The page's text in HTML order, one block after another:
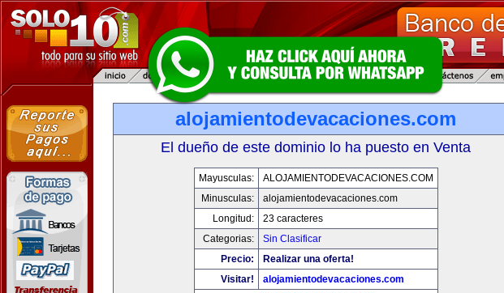
alojamientodevacaciones.com
El dueño de este dominio lo ha puesto en Venta
Mayusculas:
ALOJAMIENTODEVACACIONES.COM
Minusculas:
alojamientodevacaciones.com
Longitud:
23 caracteres
Categorias:
Sin Clasificar
Precio:
Realizar una oferta!
Visitar!
alojamientodevacaciones.com